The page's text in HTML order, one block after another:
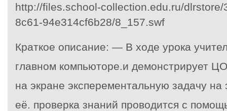
http://files.school-collection.edu.ru/
8c61-94e314cf6b28/8_157.swf
Краткое описание: — В ходе урока
главном компьюторе.и демонстрирует
на экране эксперементальную задачу
её. проверка знаний проводится с